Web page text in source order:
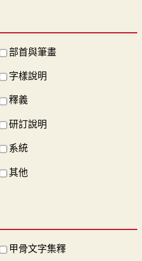
部首與筆畫
字樣說明
釋義
研訂說明
系統
其他
甲骨文字集釋